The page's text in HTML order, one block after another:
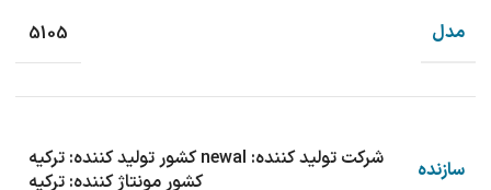
مدل 5105
سازنده
شرکت تولید کننده: newal کشور تولید کننده: ترکیه
کشور مونتاژ کننده: ترکیه